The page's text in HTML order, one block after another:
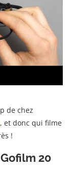
de chez
, et donc qui filme
!
20